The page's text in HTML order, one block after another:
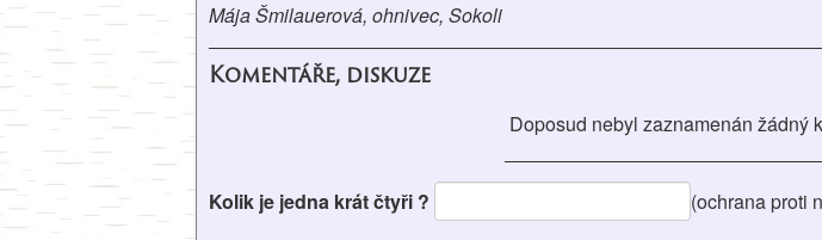
Mája Šmilauerová, ohnivec, Sokoli
Komentáře, diskuze
Doposud nebyl zaznamenán žádný
Kolik je jedna krát čtyři ? (ochrana proti